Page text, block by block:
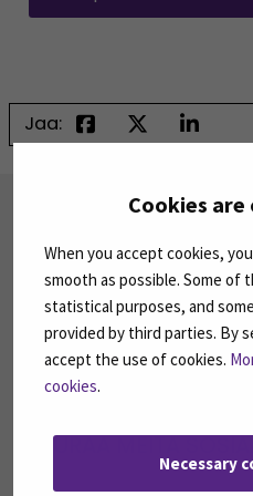
Cookies
When you accept cookies,
smooth as possible. Some of
statistical purposes, and
provided by third parties. By
accept the use of cookies.
cookies.
Necessary
Jaa:
TILAA
SEAMK tuottaa
Uutiskirjeemme ovat
ajankohtaisista
asioista.
TILAA
SEURAA MEITÄ